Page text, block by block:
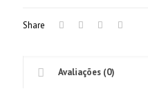
Share
Avaliações (0)